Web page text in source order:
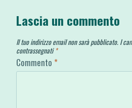
Lascia un commento
Il tuo indirizzo email non sarà pubblicato. I
contrassegnati *
Commento *